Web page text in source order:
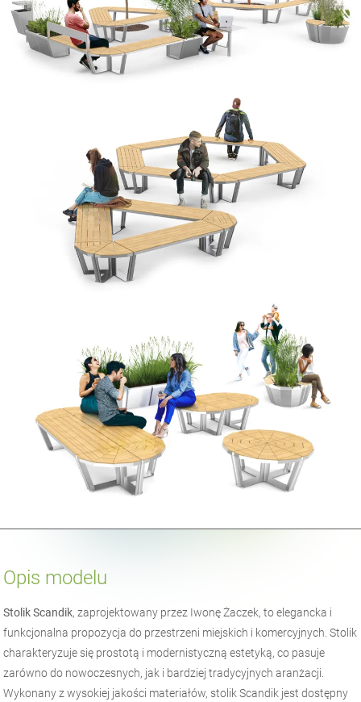
Opis modelu
Stolik Scandik, zaprojektowany przez Iwonę Żaczek, to elegancka i
funkcjonalna propozycja do przestrzeni miejskich i komercyjnych. Stolik
charakteryzuje się prostotą i modernistyczną estetyką, co pasuje
zarówno do nowoczesnych, jak i bardziej tradycyjnych aranżacji.
Wykonany z wysokiej jakości materiałów, stolik Scandik jest dostępny